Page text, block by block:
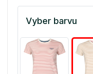
Vyber barvu